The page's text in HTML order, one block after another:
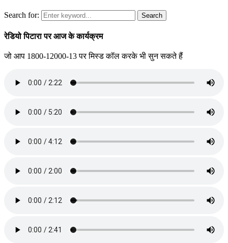
Search for: Search
रेडियो पिटारा पर आज के कार्यक्रम
जो आप 1800-12000-13 पर मिस्ड कॉल करके भी सुन सकते हैं